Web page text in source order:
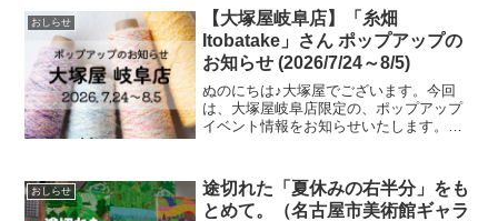
していきます。そのお得っぷりをお伝え
するために、本
おしらせ
【大塚屋岐阜店】「糸畑
Itobatake」さん ポップアップの
お知らせ (2026/7/24～8/5)
ぬのにちは♪大塚屋でございます。今回
は、大塚屋岐阜店限定の、ポップアップ
イベント情報をお知らせいたします。お
のPOP UPイベントの再開催が決定いた
しました
おしらせ
途切れた「夏休みの右半分」をも
とめて。（名古屋市美術館ギャラ